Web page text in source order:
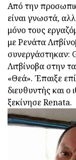
Από την
είναι γνωστά,
μόνο τους
με Ρενάτα
συνεργάστηκαν:
Λιτβίνοβα στην
«Θεά». Έπαιξε
διευθυντής και
ξεκίνησε Renata.